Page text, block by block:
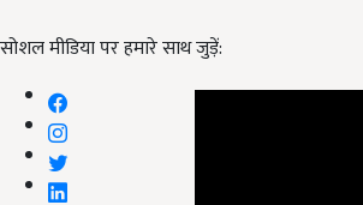
सोशल मीडिया पर हमारे साथ जुड़ें: